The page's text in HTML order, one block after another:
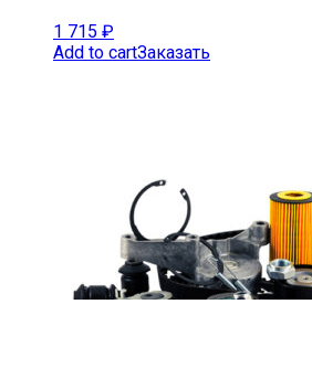
1 715 ₽
Add to cartЗаказать